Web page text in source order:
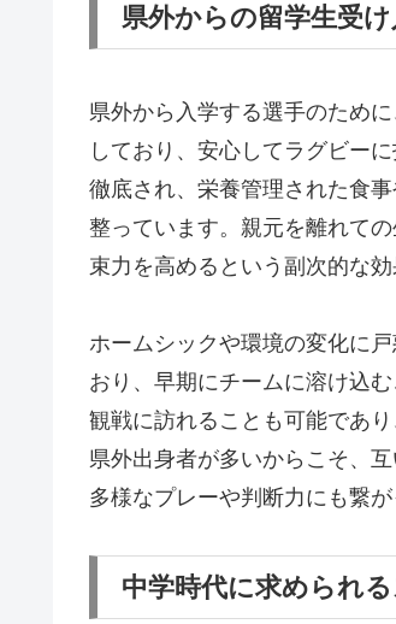
県外からの留学生受
県外から入学する選手のため
しており、安心してラグビー
徹底され、栄養管理された食
整っています。親元を離れて
束力を高めるという副次的な効
ホームシックや環境の変化に
おり、早期にチームに溶け込
観戦に訪れることも可能であ
県外出身者が多いからこそ、
多様なプレーや判断力にも繋
中学時代に求められ